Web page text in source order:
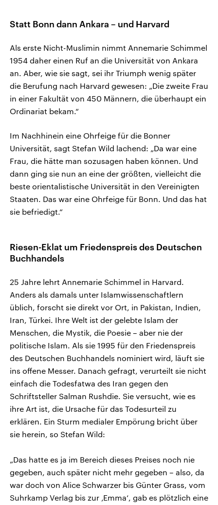
Statt Bonn dann Ankara – und Harvard
Als erste Nicht-Muslimin nimmt Annemarie Schimmel
1954 daher einen Ruf an die Universität von Ankara
an. Aber, wie sie sagt, sei ihr Triumph wenig später
die Berufung nach Harvard gewesen: „Die zweite Frau
in einer Fakultät von 450 Männern, die überhaupt ein
Ordinariat bekam.“
Im Nachhinein eine Ohrfeige für die Bonner
Universität, sagt Stefan Wild lachend: „Da war eine
Frau, die hätte man sozusagen haben können. Und
dann ging sie nun an eine der größten, vielleicht die
beste orientalistische Universität in den Vereinigten
Staaten. Das war eine Ohrfeige für Bonn. Und das hat
sie befriedigt.“
Riesen-Eklat um Friedenspreis des Deutschen
Buchhandels
25 Jahre lehrt Annemarie Schimmel in Harvard.
Anders als damals unter Islamwissenschaftlern
üblich, forscht sie direkt vor Ort, in Pakistan, Indien,
Iran, Türkei. Ihre Welt ist der gelebte Islam der
Menschen, die Mystik, die Poesie – aber nie der
politische Islam. Als sie 1995 für den Friedenspreis
des Deutschen Buchhandels nominiert wird, läuft sie
ins offene Messer. Danach gefragt, verurteilt sie nicht
einfach die Todesfatwa des Iran gegen den
Schriftsteller Salman Rushdie. Sie versucht, wie es
ihre Art ist, die Ursache für das Todesurteil zu
erklären. Ein Sturm medialer Empörung bricht über
sie herein, so Stefan Wild:
„Das hatte es ja im Bereich dieses Preises noch nie
gegeben, auch später nicht mehr gegeben – also, da
war doch von Alice Schwarzer bis Günter Grass, vom
Suhrkamp Verlag bis zur ‚Emma‘, gab es plötzlich eine